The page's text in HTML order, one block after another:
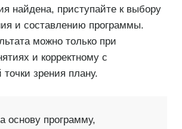
найдена, приступайте к выбору
и составлению программы.
можно только при
и корректному с
точки зрения плану.
основу программу,